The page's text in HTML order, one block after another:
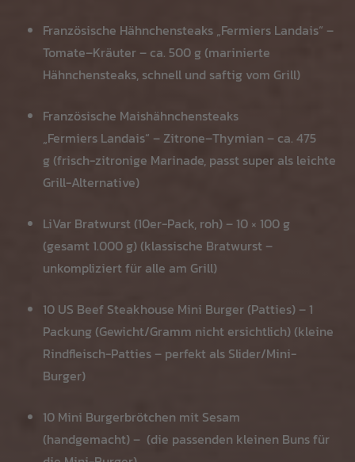
Französische Hähnchensteaks „Fermiers Landais“ –
Tomate–Kräuter – ca. 500 g (marinierte
Hähnchensteaks, schnell und saftig vom Grill)
Französische Maishähnchensteaks
„Fermiers Landais“ – Zitrone–Thymian – ca. 475
g (frisch-zitronige Marinade, passt super als leichte
Grill-Alternative)
LiVar Bratwurst (10er-Pack, roh) – 10 × 100 g
(gesamt 1.000 g) (klassische Bratwurst –
unkompliziert für alle am Grill)
10 US Beef Steakhouse Mini Burger (Patties) – 1
Packung (Gewicht/Gramm nicht ersichtlich) (kleine
Rindfleisch-Patties – perfekt als Slider/Mini-
Burger)
10 Mini Burgerbrötchen mit Sesam
(handgemacht) – (die passenden kleinen Buns für